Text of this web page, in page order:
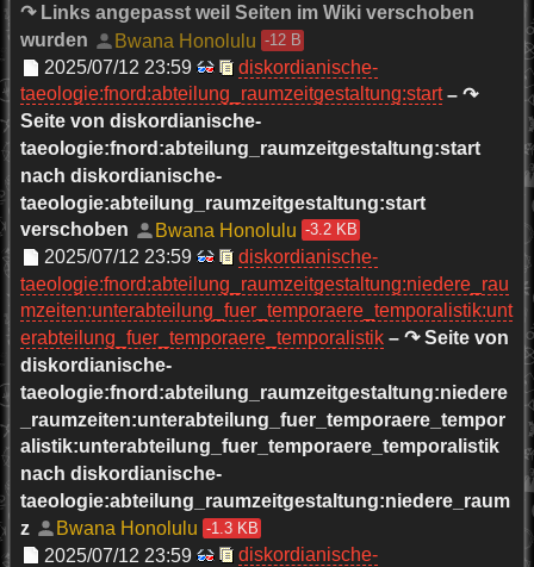
↷ Links angepasst weil Seiten im Wiki verschoben
wurden
Bwana Honolulu -12 B
2025/07/12 23:59
diskordianische-
taeologie:fnord:abteilung_raumzeitgestaltung:start – ↷
Seite von diskordianische-
taeologie:fnord:abteilung_raumzeitgestaltung:start
nach diskordianische-
taeologie:abteilung_raumzeitgestaltung:start
verschoben
Bwana Honolulu -3.2 KB
2025/07/12 23:59
diskordianische-
taeologie:fnord:abteilung_raumzeitgestaltung:niedere_rau
mzeiten:unterabteilung_fuer_temporaere_temporalistik:unt
erabteilung_fuer_temporaere_temporalistik – ↷ Seite von
diskordianische-
taeologie:fnord:abteilung_raumzeitgestaltung:niedere
_raumzeiten:unterabteilung_fuer_temporaere_tempor
alistik:unterabteilung_fuer_temporaere_temporalistik
nach diskordianische-
taeologie:abteilung_raumzeitgestaltung:niedere_raum
z
Bwana Honolulu -1.3 KB
2025/07/12 23:59
diskordianische-